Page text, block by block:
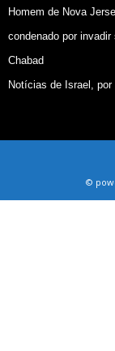
Homem de Nova
condenado por invadir
Chabad
Notícias de Israel, por
©